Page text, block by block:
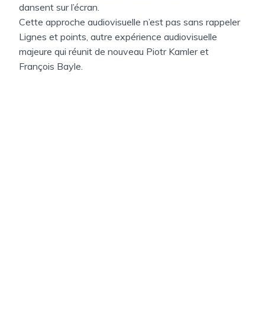
dansent sur l’écran.
Cette approche audiovisuelle n’est pas sans rappeler
Lignes et points, autre expérience audiovisuelle
majeure qui réunit de nouveau Piotr Kamler et
François Bayle.